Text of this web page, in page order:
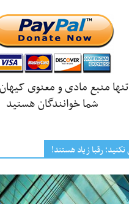
تنها منبع مادی و معنوی
شما خوانندگان هستید
نکنید؛ رقبا زیاد هستند!